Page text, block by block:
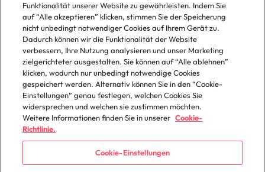
Funktionalität unserer Website zu gewährleisten. Indem Sie
auf “Alle akzeptieren” klicken, stimmen Sie der Speicherung
nicht unbedingt notwendiger Cookies auf Ihrem Gerät zu.
Dadurch können wir die Funktionalität der Website
verbessern, Ihre Nutzung analysieren und unser Marketing
zielgerichteter ausgestalten. Sie können auf “Alle ablehnen”
klicken, wodurch nur unbedingt notwendige Cookies
gespeichert werden. Alternativ können Sie in den “Cookie-
Einstellungen” genau festlegen, welchen Cookies Sie
widersprechen und welchen sie zustimmen möchten.
Weitere Informationen finden Sie in unserer Cookie-
Richtlinie.
Cookie-Einstellungen